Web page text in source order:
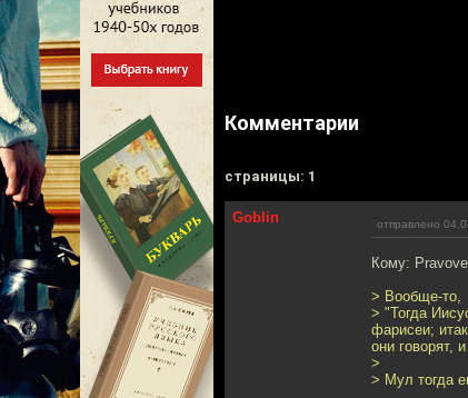
Комментарии
cтраницы: 1
Goblin отправлено
Кому:
> Вообще-то,
> "Тогда
фарисеи;
они говорят,
>
> Мул тогда